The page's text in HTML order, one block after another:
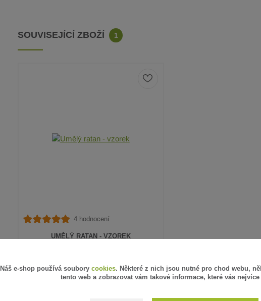
SOUVISEJÍCÍ ZBOŽÍ 1
4 hodnocení
UMĚLÝ RATAN - VZOREK
12 Kč bez DPH
Náš e-shop používá soubory cookies. Některé z nich jsou nutné pro chod webu,
tento web a zobrazovat vám takové informace, které vás